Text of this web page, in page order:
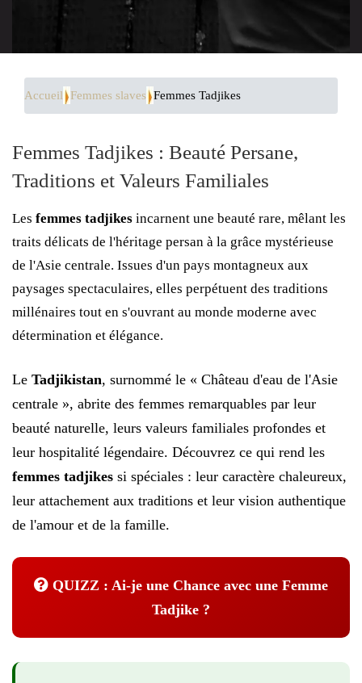
Accueil Femmes slaves Femmes Tadjikes
Femmes Tadjikes : Beauté Persane,
Traditions et Valeurs Familiales
Les femmes tadjikes incarnent une beauté rare, mêlant les
traits délicats de l'héritage persan à la grâce mystérieuse
de l'Asie centrale. Issues d'un pays montagneux aux
paysages spectaculaires, elles perpétuent des traditions
millénaires tout en s'ouvrant au monde moderne avec
détermination et élégance.
Le Tadjikistan, surnommé le « Château d'eau de l'Asie
centrale », abrite des femmes remarquables par leur
beauté naturelle, leurs valeurs familiales profondes et
leur hospitalité légendaire. Découvrez ce qui rend les
femmes tadjikes si spéciales : leur caractère chaleureux,
leur attachement aux traditions et leur vision authentique
de l'amour et de la famille.
QUIZZ : Ai-je une Chance avec une Femme
Tadjike ?